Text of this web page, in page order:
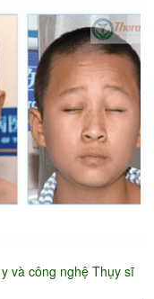
nam y và công nghệ Thụy sĩ